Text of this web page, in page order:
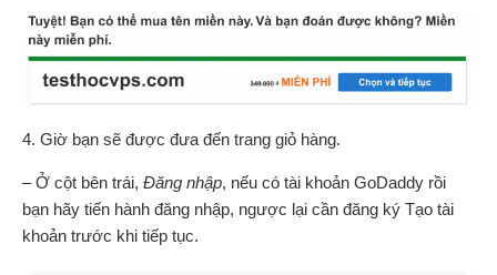
4. Giờ bạn sẽ được đưa đến trang giỏ hàng.
– Ở cột bên trái, Đăng nhập, nếu có tài khoản GoDaddy rồi
bạn hãy tiến hành đăng nhập, ngược lại cần đăng ký Tạo tài
khoản trước khi tiếp tục.